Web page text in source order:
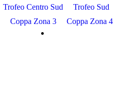
Trofeo Centro Sud
Trofeo Sud
Coppa Zona 3
Coppa Zona 4